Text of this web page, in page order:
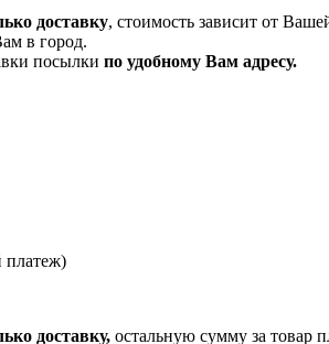
доставку, стоимость зависит от
в город.
посылки по удобному Вам адресу.
платеж)
доставку, остальную сумму за товар